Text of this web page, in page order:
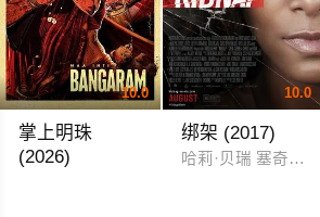
10.0
掌上明珠
(2026)
10.0
绑架 (2017)
哈莉·贝瑞 塞奇·